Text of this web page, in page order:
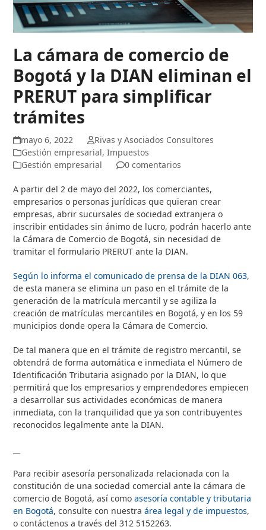
La cámara de comercio de
Bogotá y la DIAN eliminan el
PRERUT para simplificar
trámites
mayo 6, 2022
Rivas y Asociados Consultores
Gestión empresarial,Impuestos
Gestión empresarial
0 comentarios
A partir del 2 de mayo del 2022, los comerciantes,
empresarios o personas jurídicas que quieran crear
empresas, abrir sucursales de sociedad extranjera o
inscribir entidades sin ánimo de lucro, podrán hacerlo ante
la Cámara de Comercio de Bogotá, sin necesidad de
tramitar el formulario PRERUT ante la DIAN.
Según lo informa el comunicado de prensa de la DIAN 063,
de esta manera se elimina un paso en el trámite de la
generación de la matrícula mercantil y se agiliza la
creación de matrículas mercantiles en Bogotá, y en los 59
municipios donde opera la Cámara de Comercio.
De tal manera que en el trámite de registro mercantil, se
obtendrá de forma automática e inmediata el Número de
Identificación Tributaria asignado por la DIAN, lo que
permitirá que los empresarios y emprendedores empiecen
a desarrollar sus actividades económicas de manera
inmediata, con la tranquilidad que ya son contribuyentes
reconocidos legalmente ante la DIAN.
Para recibir asesoría personalizada relacionada con la
constitución de una sociedad comercial ante la cámara de
comercio de Bogotá, así comoasesoría contable y tributaria
en Bogotá, consulte con nuestraárea legal y de impuestos,
o contáctenos a través del 312 5152263.